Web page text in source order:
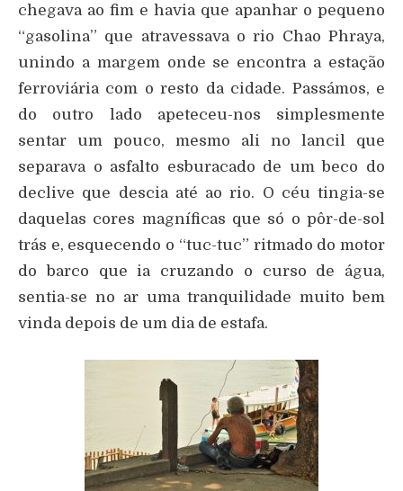
chegava ao fim e havia que apanhar o pequeno
“gasolina” que atravessava o rio Chao Phraya,
unindo a margem onde se encontra a estação
ferroviária com o resto da cidade. Passámos, e
do outro lado apeteceu-nos simplesmente
sentar um pouco, mesmo ali no lancil que
separava o asfalto esburacado de um beco do
declive que descia até ao rio. O céu tingia-se
daquelas cores magníficas que só o pôr-de-sol
trás e, esquecendo o “tuc-tuc” ritmado do motor
do barco que ia cruzando o curso de água,
sentia-se no ar uma tranquilidade muito bem
vinda depois de um dia de estafa.